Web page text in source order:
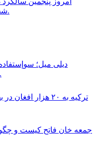
شخصیت فرهنگی افغانستان است.
ديلى ميل؛
همچنان در افغانستان ادامه دارد.
ترکیه به ۲۰ هزار
جمعه خان فاتح كيست و